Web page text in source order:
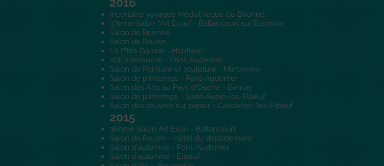
Incertains voyages Médiathèque de Brionne
37ème Salon "Art Expo" - Ballancourt sur Essonne
Salon de Brionne
Salon de Rouen
La P'tite Galerie - Honfleur
Voir s'émouvoir - Pont-Audemer
Salon de Peinture et sculpture - Maromme
Salon de printemps - Pont-Audemer
Salon des Arts au Pays d'Ouche - Bernay
Salon de printemps - Saint-Aubin-lès-Elbeuf
Salon des œuvres sur papier - Caudebec-les-Elbeuf
2015
36ème Salon Art Expo - Ballancourt
Salon de Rouen - Hôtel du département
Salon d'automne - Pont-Audemer
Salon d'automne - Elbeuf